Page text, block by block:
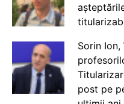
Sorin
post pe